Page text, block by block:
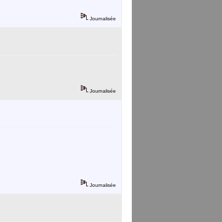
Journalisée
Journalisée
Journalisée